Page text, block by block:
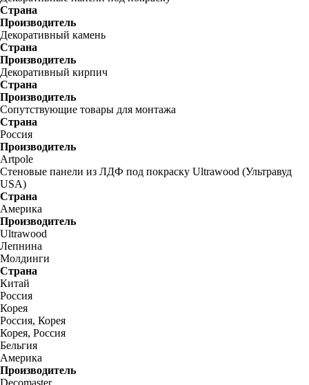
Страна
Производитель
Декоративный камень
Страна
Производитель
Декоративный кирпич
Страна
Производитель
Сопутствующие товары для монтажа
Страна
Россия
Производитель
Artpole
Стеновые панели из ЛДФ под покраску Ultrawood (Ультравуд
USA)
Страна
Америка
Производитель
Ultrawood
Лепнина
Молдинги
Страна
Китай
Россия
Корея
Россия, Корея
Корея, Россия
Бельгия
Америка
Производитель
Decomaster